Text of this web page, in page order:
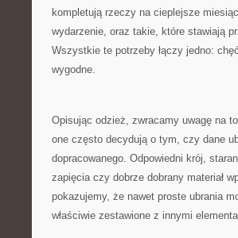
kompletują rzeczy na cieplejsze
wydarzenie, oraz takie, które stawiają
Wszystkie te potrzeby łączy jedno:
wygodne.
Opisując odzież, zwracamy uwagę na
one często decydują o tym, czy dane
dopracowanego. Odpowiedni krój,
zapięcia czy dobrze dobrany materiał
pokazujemy, że nawet proste ubrania
właściwie zestawione z innymi